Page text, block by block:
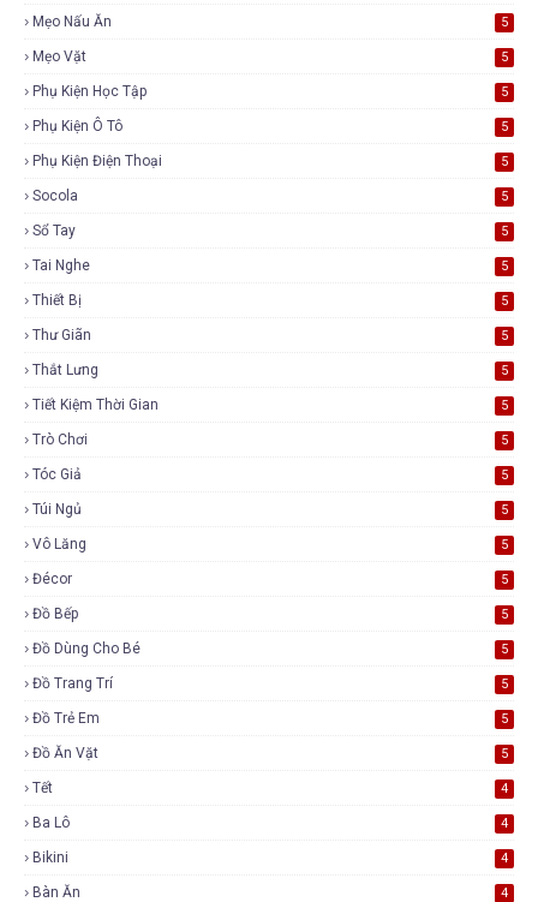
Mẹo Nấu Ăn 5
Mẹo Vặt 5
Phụ Kiện Học Tập 5
Phụ Kiện Ô Tô 5
Phụ Kiện Điện Thoại 5
Socola 5
Sổ Tay 5
Tai Nghe 5
Thiết Bị 5
Thư Giãn 5
Thắt Lưng 5
Tiết Kiệm Thời Gian 5
Trò Chơi 5
Tóc Giả 5
Túi Ngủ 5
Vô Lăng 5
Đécor 5
Đồ Bếp 5
Đồ Dùng Cho Bé 5
Đồ Trang Trí 5
Đồ Trẻ Em 5
Đồ Ăn Vặt 5
Tết 4
Ba Lô 4
Bikini 4
Bàn Ăn 4